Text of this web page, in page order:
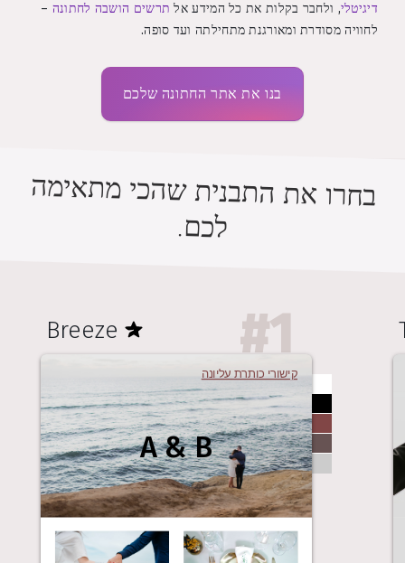
דיגיטלי, ולחבר בקלות את כל המידע אל תרשים הושבה לחתונה –
לחוויה מסודרת ומאורגנת מתחילתה ועד סופה.
בנו את אתר החתונה שלכם
בחרו את התבנית שהכי מתאימה
לכם.
Breeze #1
קישורי כותרת עליונה
A & B